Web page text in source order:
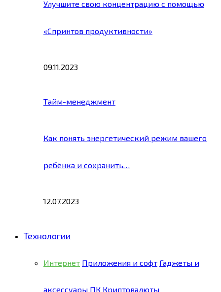
Улучшите свою концентрацию с помощью
«Спринтов продуктивности»
09.11.2023
Тайм-менеджмент
Как понять энергетический режим вашего
ребёнка и сохранить…
12.07.2023
Технологии
Интернет Приложения и софт Гаджеты и
аксессуары ПК Криптовалюты